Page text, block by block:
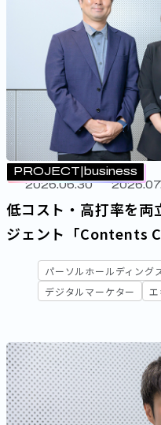
ITコンサルタント エン
エキスパート
キーワード
AI/生成AI 開発 セキ
PROJECT business
2026.06.30
低コスト・高打率を両
ジェント「Contents
パーソルホールディング
デジタルマーケター